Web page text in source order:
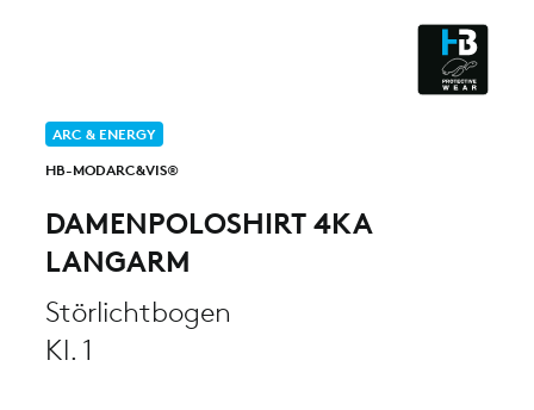
ARC & ENERGY
HB-MODARC&VIS®
DAMENPOLOSHIRT 4KA
LANGARM
Störlichtbogen
Kl. 1